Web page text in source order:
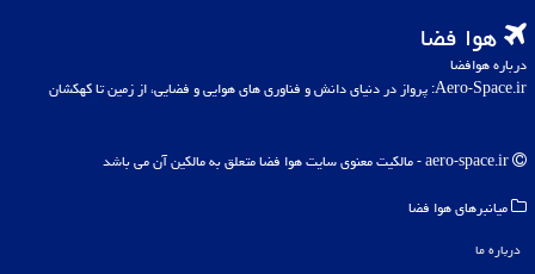
هوا فضا
درباره هوافضا
Aero-Space.ir: پرواز در دنیای دانش و فناوری های هوایی و فضایی، از زمین تا کهکشان
میانبرهای هوا فضا
درباره ما